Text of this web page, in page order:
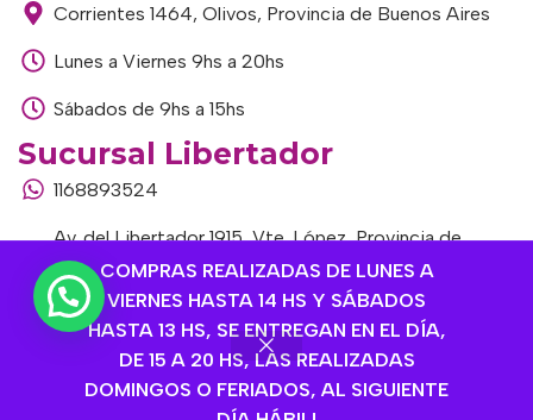
COMPRAS REALIZADAS DE LUNES A
VIERNES HASTA 14 HS Y SÁBADOS
HASTA 13 HS, SE ENTREGAN EN EL DÍA,
DE 15 A 20 HS, LAS REALIZADAS
DOMINGOS O FERIADOS, AL SIGUIENTE
Corrientes 1464, Olivos, Provincia de Buenos Aires
Lunes a Viernes 9hs a 20hs
Sábados de 9hs a 15hs
Sucursal Libertador
1168893524
Av. del Libertador 1915, Vte. López, Provincia de
Buenos Aires
Lunes a Viernes de 9hs a 13hs / 16hs a 20hs
Sábados de 9hs a 15hs